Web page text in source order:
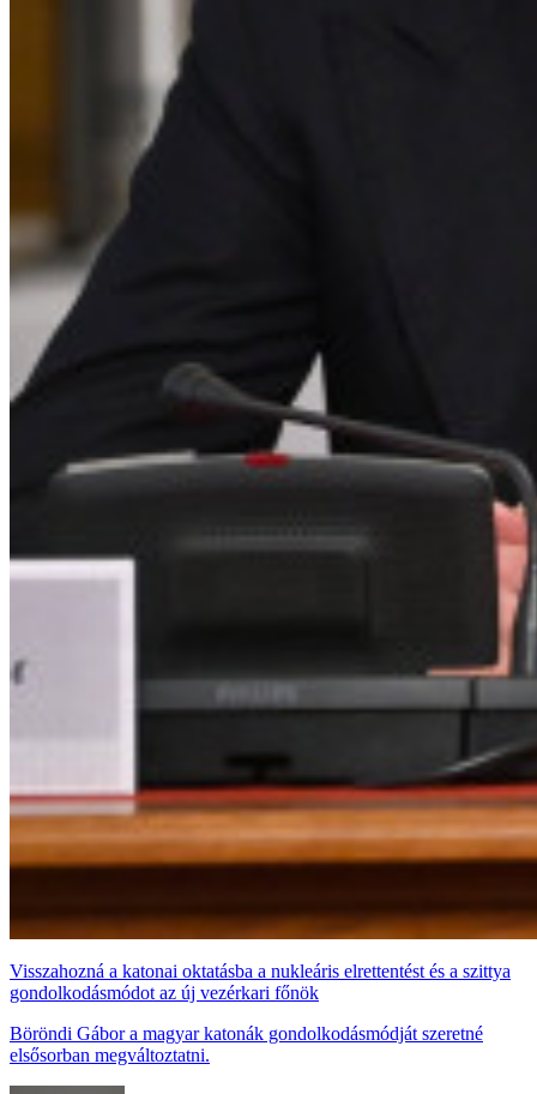
Visszahozná a katonai oktatásba a nukleáris elrettentést és a szittya
gondolkodásmódot az új vezérkari főnök
Böröndi Gábor a magyar katonák gondolkodásmódját szeretné
elsősorban megváltoztatni.